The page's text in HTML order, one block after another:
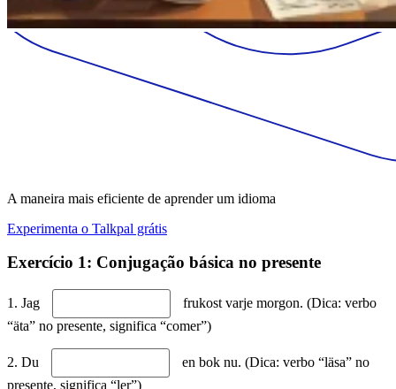
A maneira mais eficiente de aprender um idioma
Experimenta o Talkpal grátis
Exercício 1: Conjugação básica no presente
1. Jag
frukost varje morgon. (Dica: verbo
“äta” no presente, significa “comer”)
2. Du
en bok nu. (Dica: verbo “läsa” no
presente, significa “ler”)